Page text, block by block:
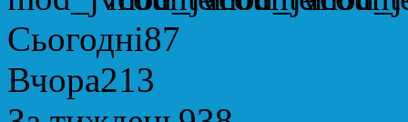
Сьогодні87
Вчора213